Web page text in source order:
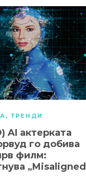
, ТРЕНДИ
актерката
го добива
филм: